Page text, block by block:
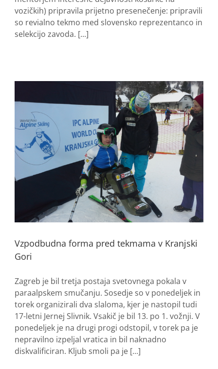
vozičkih) pripravila prijetno presenečenje: pripravili
so revialno tekmo med slovensko reprezentanco in
selekcijo zavoda. [...]
Vzpodbudna forma pred tekmama v Kranjski
Gori
Zagreb je bil tretja postaja svetovnega pokala v
paraalpskem smučanju. Sosedje so v ponedeljek in
torek organizirali dva slaloma, kjer je nastopil tudi
17-letni Jernej Slivnik. Vsakič je bil 13. po 1. vožnji. V
ponedeljek je na drugi progi odstopil, v torek pa je
nepravilno izpeljal vratica in bil naknadno
diskvalificiran. Kljub smoli pa je [...]